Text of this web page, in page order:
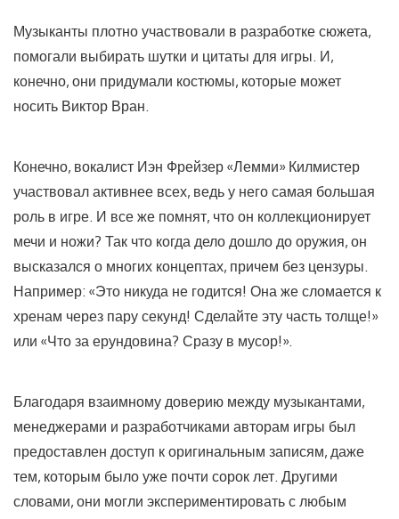
Музыканты плотно участвовали в разработке сюжета,
помогали выбирать шутки и цитаты для игры. И,
конечно, они придумали костюмы, которые может
носить Виктор Вран.
Конечно, вокалист Иэн Фрейзер «Лемми» Килмистер
участвовал активнее всех, ведь у него самая большая
роль в игре. И все же помнят, что он коллекционирует
мечи и ножи? Так что когда дело дошло до оружия, он
высказался о многих концептах, причем без цензуры.
Например: «Это никуда не годится! Она же сломается к
хренам через пару секунд! Сделайте эту часть толще!»
или «Что за ерундовина? Сразу в мусор!».
Благодаря взаимному доверию между музыкантами,
менеджерами и разработчиками авторам игры был
предоставлен доступ к оригинальным записям, даже
тем, которым было уже почти сорок лет. Другими
словами, они могли экспериментировать с любым